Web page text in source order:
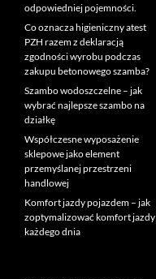
odpowiedniej pojemności.
Co oznacza higieniczny atest
PZH razem z deklaracją
zgodności wyrobu podczas
zakupu betonowego szamba?
Szambo wodoszczelne – jak
wybrać najlepsze szambo na
działkę
Współczesne wyposażenie
sklepowe jako element
przemyślanej przestrzeni
handlowej
Komfort jazdy pojazdem – jak
zoptymalizować komfort jazdy
każdego dnia